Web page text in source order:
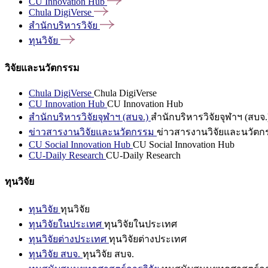
Chula DigiVerse
สำนักบริหารวิจัย
ทุนวิจัย
วิจัยและนวัตกรรม
Chula DigiVerse Chula DigiVerse
CU Innovation Hub CU Innovation Hub
สำนักบริหารวิจัยจุฬาฯ (สบจ.) สำนักบริหารวิจัยจุฬาฯ (สบจ
ข่าวสารงานวิจัยและนวัตกรรม ข่าวสารงานวิจัยและนวัตก
CU Social Innovation Hub CU Social Innovation Hub
CU-Daily Research CU-Daily Research
ทุนวิจัย
ทุนวิจัย ทุนวิจัย
ทุนวิจัยในประเทศ ทุนวิจัยในประเทศ
ทุนวิจัยต่างประเทศ ทุนวิจัยต่างประเทศ
ทุนวิจัย สบจ. ทุนวิจัย สบจ.